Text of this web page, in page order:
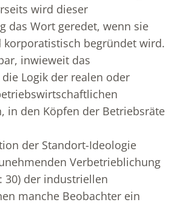
wird dieser
das Wort geredet, wenn sie
begründet wird.
inwieweit das
Logik der realen oder
in den Köpfen der Betriebsräte
der Standort-Ideologie
Verbetrieblichung
30) der industriellen
manche Beobachter ein